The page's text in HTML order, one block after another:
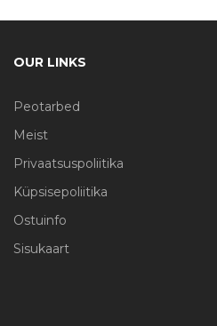
OUR LINKS
Peotarbed
Meist
Privaatsuspoliitika
Küpsisepoliitika
Ostuinfo
Sisukaart